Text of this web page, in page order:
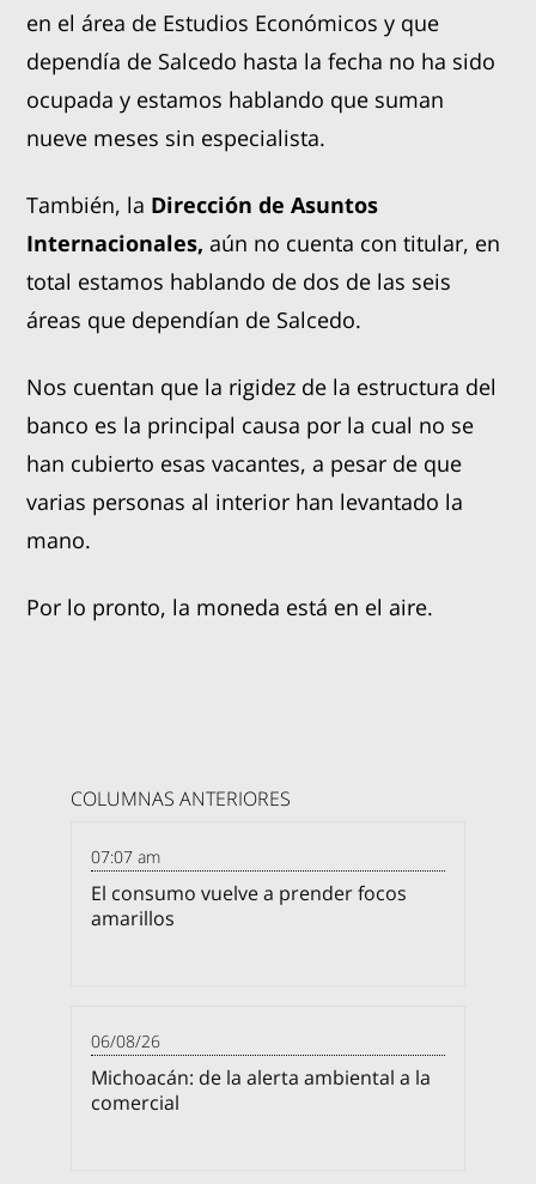
en el área de Estudios Económicos y que
dependía de Salcedo hasta la fecha no ha sido
ocupada y estamos hablando que suman
nueve meses sin especialista.
También, la Dirección de Asuntos
Internacionales, aún no cuenta con titular, en
total estamos hablando de dos de las seis
áreas que dependían de Salcedo.
Nos cuentan que la rigidez de la estructura del
banco es la principal causa por la cual no se
han cubierto esas vacantes, a pesar de que
varias personas al interior han levantado la
mano.
Por lo pronto, la moneda está en el aire.
COLUMNAS ANTERIORES
07:07 am
El consumo vuelve a prender focos
amarillos
06/08/26
Michoacán: de la alerta ambiental a la
comercial